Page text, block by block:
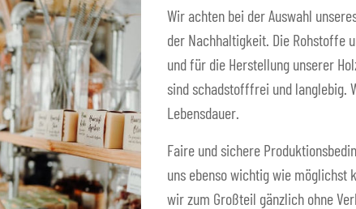
Wir achten bei der Auswahl
der Nachhaltigkeit. Die Rohstoffe
und für die Herstellung unserer
sind schadstofffrei und langlebig.
Lebensdauer.
Faire und sichere
uns ebenso wichtig wie möglichst
wir zum Großteil gänzlich ohne